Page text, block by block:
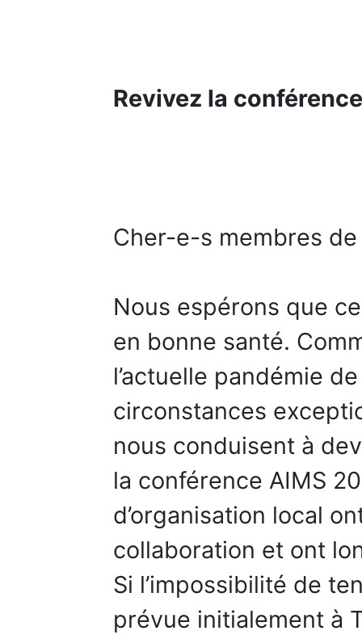
Revivez la
Cher-e-s membres de
Nous espérons que
en bonne santé.
l’actuelle pandémie
circonstances
nous conduisent à
la conférence AIMS
d’organisation local
collaboration et ont
Si l’impossibilité de
prévue initialement à